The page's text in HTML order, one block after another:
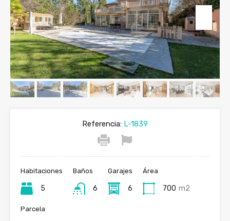
Referencia: L-1839
Habitaciones
5
Baños
6
Garajes
6
Área
700 m2
Parcela